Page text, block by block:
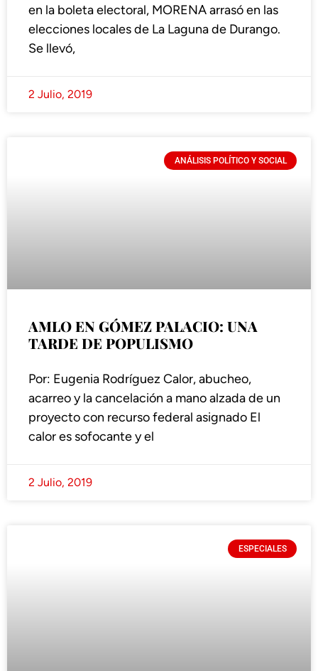
en la boleta electoral, MORENA arrasó en las
elecciones locales de La Laguna de Durango.
Se llevó,
2 Julio, 2019
ANÁLISIS POLÍTICO Y SOCIAL
AMLO EN GÓMEZ PALACIO: UNA
TARDE DE POPULISMO
Por: Eugenia Rodríguez Calor, abucheo,
acarreo y la cancelación a mano alzada de un
proyecto con recurso federal asignado El
calor es sofocante y el
2 Julio, 2019
ESPECIALES